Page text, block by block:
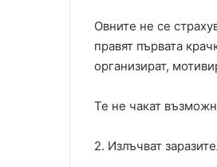
Овните не се
правят първата
организират,
Те не чакат
2. Излъчват